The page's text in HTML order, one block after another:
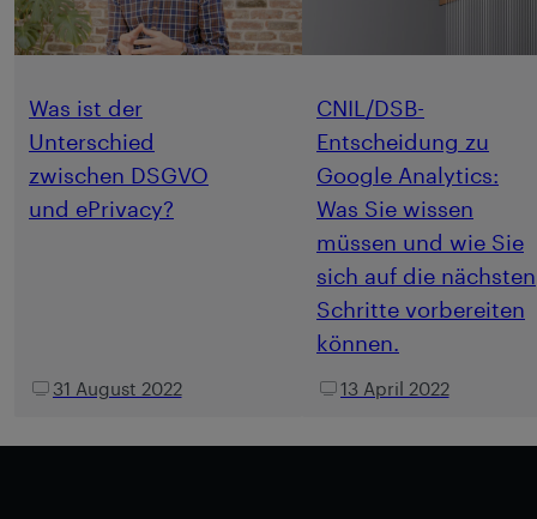
Was ist der
Unterschied
zwischen DSGVO
und ePrivacy?
31 August 2022
CNIL/DSB-
Entscheidung zu
Google Analytics:
Was Sie wissen
müssen und wie Sie
sich auf die nächsten
Schritte vorbereiten
können.
13 April 2022